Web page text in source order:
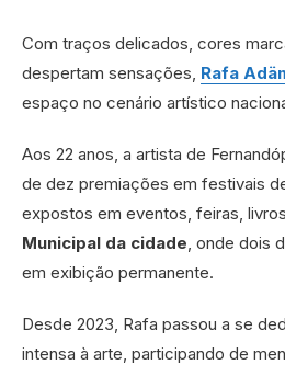
Com traços delicados, cores
despertam sensações, Rafa
espaço no cenário artístico
Aos 22 anos, a artista de
de dez premiações em festivais
expostos em eventos, feiras,
Municipal da cidade , onde dois
em exibição permanente.
Desde 2023, Rafa passou a se
intensa à arte, participando de